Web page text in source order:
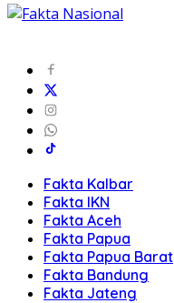
Fakta Kalbar
Fakta IKN
Fakta Aceh
Fakta Papua
Fakta Papua Barat
Fakta Bandung
Fakta Jateng